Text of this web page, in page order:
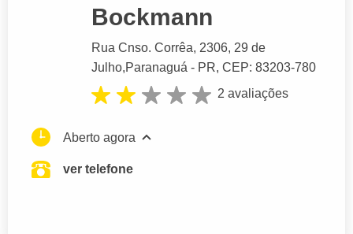
Bockmann
Rua Cnso. Corrêa, 2306, 29 de
Julho,Paranaguá - PR, CEP: 83203-780
2 avaliações
Aberto agora
ver telefone